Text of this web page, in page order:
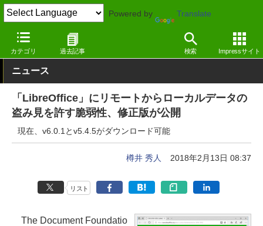
Powered by Translate
カテゴリ 過去記事 検索 Impressサイト
窓の杜 オフィス・ドキュメント Windows
ニュース
「LibreOffice」にリモートからローカルデータの
盗み見を許す脆弱性、修正版が公開
現在、v6.0.1とv5.4.5がダウンロード可能
樽井 秀人 2018年2月13日 08:37
リスト
The Document Foundatio